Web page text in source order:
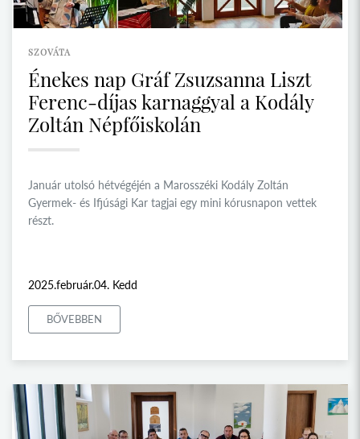
SZOVÁTA
Énekes nap Gráf Zsuzsanna Liszt
Ferenc-díjas karnaggyal a Kodály
Zoltán Népfőiskolán
Január utolsó hétvégéjén a Marosszéki Kodály Zoltán
Gyermek- és Ifjúsági Kar tagjai egy mini kórusnapon vettek
részt.
2025.február.04. Kedd
BŐVEBBEN